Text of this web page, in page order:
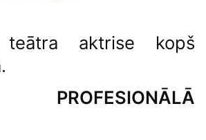
teātra aktrise kopš
PROFESIONĀLĀ